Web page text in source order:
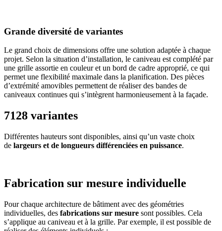
Grande diversité de variantes
Le grand choix de dimensions offre une solution adaptée à chaque
projet. Selon la situation d’installation, le caniveau est complété par
une grille assortie en couleur et un bord de cadre approprié, ce qui
permet une flexibilité maximale dans la planification. Des pièces
d’extrémité amovibles permettent de réaliser des bandes de
caniveaux continues qui s’intègrent harmonieusement à la façade.
7128 variantes
Différentes hauteurs sont disponibles, ainsi qu’un vaste choix
de largeurs et de longueurs différenciées en puissance.
Fabrication sur mesure individuelle
Pour chaque architecture de bâtiment avec des géométries
individuelles, des fabrications sur mesure sont possibles. Cela
s’applique au caniveau et à la grille. Par exemple, il est possible de